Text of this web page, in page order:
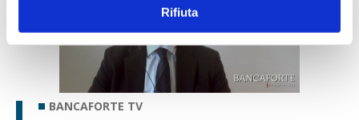
Rifiuta
BANCAFORTE TV